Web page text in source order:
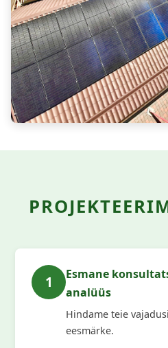
1
Esmane
analüüs
Hindame teie
eesmärke.